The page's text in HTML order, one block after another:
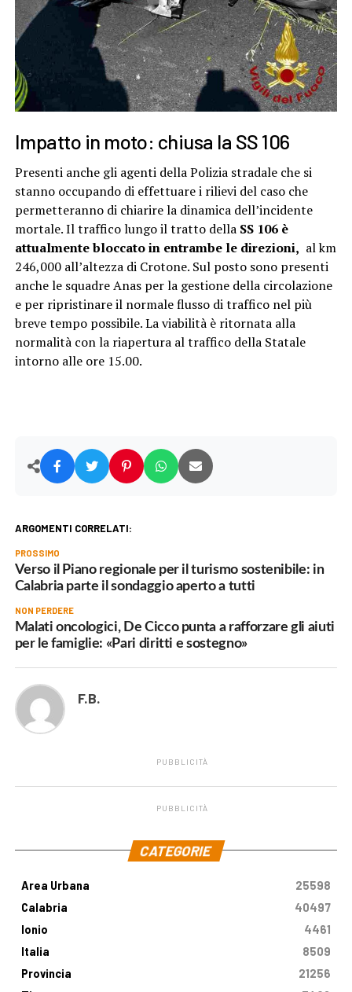
Impatto in moto: chiusa la SS 106
Presenti anche gli agenti della Polizia stradale che si
stanno occupando di effettuare i rilievi del caso che
permetteranno di chiarire la dinamica dell’incidente
mortale. Il traffico lungo il tratto della SS 106 è
attualmente bloccato in entrambe le direzioni, al km
246,000 all’altezza di Crotone. Sul posto sono presenti
anche le squadre Anas per la gestione della circolazione
e per ripristinare il normale flusso di traffico nel più
breve tempo possibile. La viabilità è ritornata alla
normalità con la riapertura al traffico della Statale
intorno alle ore 15.00.
ARGOMENTI CORRELATI:
PROSSIMO
Verso il Piano regionale per il turismo sostenibile: in
Calabria parte il sondaggio aperto a tutti
NON PERDERE
Malati oncologici, De Cicco punta a rafforzare gli aiuti
per le famiglie: «Pari diritti e sostegno»
F.B.
PUBBLICITÀ
PUBBLICITÀ
CATEGORIE
Area Urbana
25598
Calabria
40497
Ionio
4461
Italia
8509
Provincia
21256